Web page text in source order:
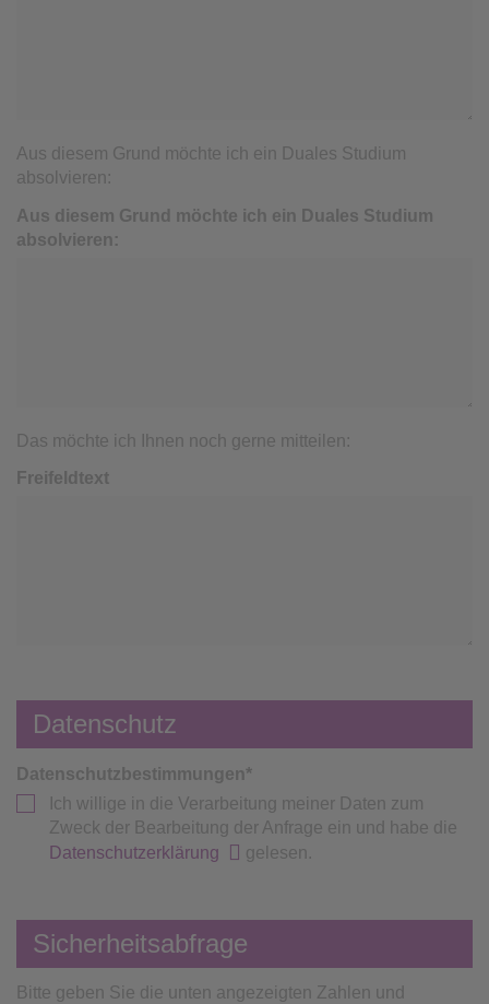
Aus diesem Grund möchte ich ein Duales Studium
absolvieren:
Aus diesem Grund möchte ich ein Duales Studium
absolvieren:
Das möchte ich Ihnen noch gerne mitteilen:
Freifeldtext
Datenschutz
Datenschutzbestimmungen*
Ich willige in die Verarbeitung meiner Daten zum
Zweck der Bearbeitung der Anfrage ein und habe die
Datenschutzerklärung
gelesen.
Sicherheitsabfrage
Bitte geben Sie die unten angezeigten Zahlen und